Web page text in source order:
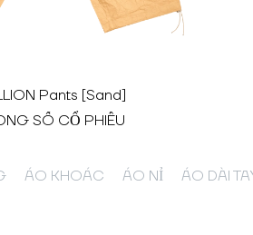
Pants [Sand]
SỐ CỔ PHIẾU
ÁO KHOÁC ÁO NỈ ÁO DÀI